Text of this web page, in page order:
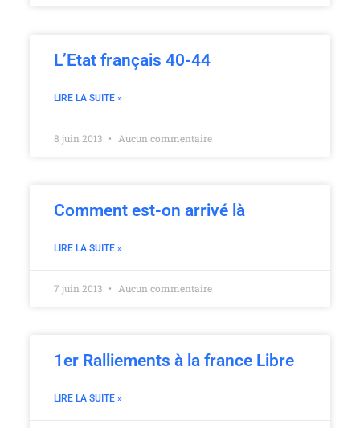
L’Etat français 40-44
LIRE LA SUITE »
8 juin 2013 Aucun commentaire
Comment est-on arrivé là
LIRE LA SUITE »
7 juin 2013 Aucun commentaire
1er Ralliements à la france Libre
LIRE LA SUITE »